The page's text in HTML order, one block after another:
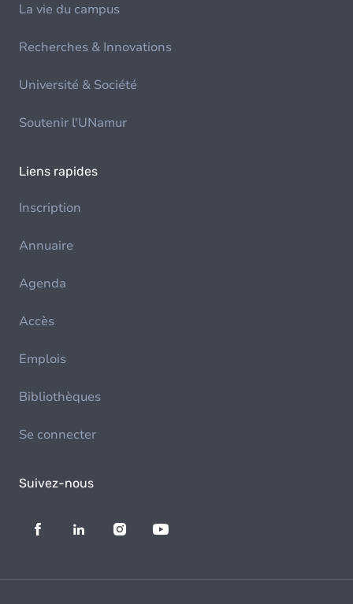
La vie du campus
Recherches & Innovations
Université & Société
Soutenir l'UNamur
Liens rapides
Inscription
Annuaire
Agenda
Accès
Emplois
Bibliothèques
Se connecter
Suivez-nous